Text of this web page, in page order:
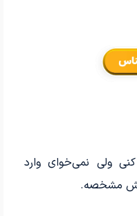
ولی نمی‌خوای وارد
مشخصه.